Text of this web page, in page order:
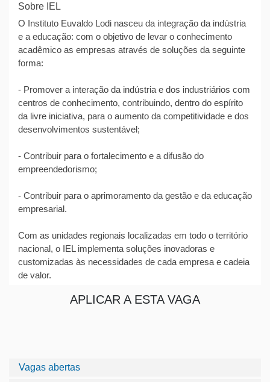
Vagas abertas
Sobre IEL
O Instituto Euvaldo Lodi nasceu da integração da indústria
e a educação: com o objetivo de levar o conhecimento
acadêmico as empresas através de soluções da seguinte
forma:
- Promover a interação da indústria e dos industriários com
centros de conhecimento, contribuindo, dentro do espírito
da livre iniciativa, para o aumento da competitividade e dos
desenvolvimentos sustentável;
- Contribuir para o fortalecimento e a difusão do
empreendedorismo;
- Contribuir para o aprimoramento da gestão e da educação
empresarial.
Com as unidades regionais localizadas em todo o território
nacional, o IEL implementa soluções inovadoras e
customizadas às necessidades de cada empresa e cadeia
de valor.
APLICAR A ESTA VAGA